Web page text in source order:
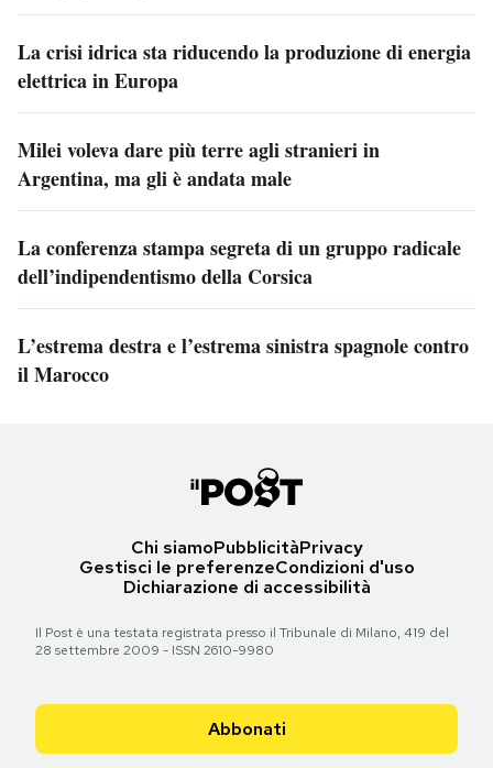
La crisi idrica sta riducendo la produzione di energia
elettrica in Europa
Milei voleva dare più terre agli stranieri in
Argentina, ma gli è andata male
La conferenza stampa segreta di un gruppo radicale
dell’indipendentismo della Corsica
L’estrema destra e l’estrema sinistra spagnole contro
il Marocco
Chi siamoPubblicitàPrivacy
Gestisci le preferenzeCondizioni d'uso
Dichiarazione di accessibilità
Il Post è una testata registrata presso il Tribunale di Milano, 419 del
28 settembre 2009 - ISSN 2610-9980
Abbonati